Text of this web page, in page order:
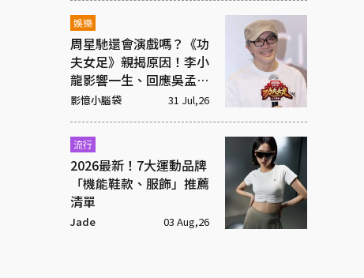
娛樂
周星馳還會演戲嗎？《功
夫女足》親揭原因！李小
龍影響一生、回應吳孟達
彩蛋
影憶小腦袋 31 Jul,26
流行
2026最新！7大運動品牌
「機能鞋款、服飾」推薦
清單
Jade 03 Aug,26